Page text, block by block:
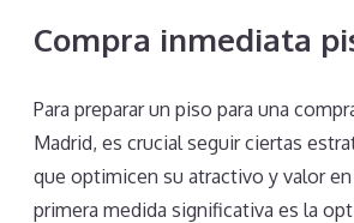
Compra inmediata
Para preparar un piso para una
Madrid, es crucial seguir ciertas
que optimicen su atractivo y valor en
primera medida significativa es la